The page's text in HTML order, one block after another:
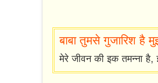
बाबा तुमसे गुजारिश है
मेरे जीवन की इक तमन्ना है,